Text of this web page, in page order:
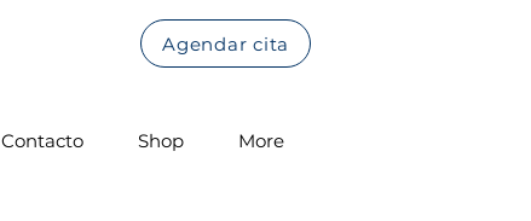
Agendar cita
Contacto Shop More